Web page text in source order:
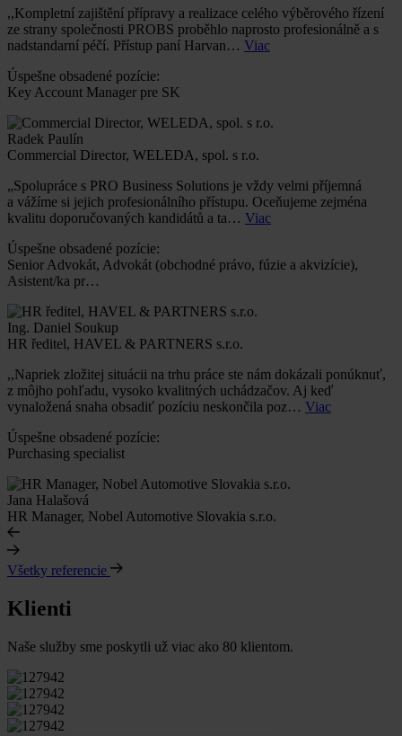
,,Kompletní zajištění přípravy a realizace celého výběrového řízení
ze strany společnosti PROBS proběhlo naprosto profesionálně a s
nadstandarní péčí. Přístup paní Harvan… Viac
Úspešne obsadené pozície:
Key Account Manager pre SK
Radek Paulín
Commercial Director, WELEDA, spol. s r.o.
„Spolupráce s PRO Business Solutions je vždy velmi příjemná
a vážíme si jejich profesionálního přístupu. Oceňujeme zejména
kvalitu doporučovaných kandidátů a ta… Viac
Úspešne obsadené pozície:
Senior Advokát, Advokát (obchodné právo, fúzie a akvizície),
Asistent/ka pr…
Ing. Daniel Soukup
HR ředitel, HAVEL & PARTNERS s.r.o.
,,Napriek zložitej situácii na trhu práce ste nám dokázali ponúknuť,
z môjho pohľadu, vysoko kvalitných uchádzačov. Aj keď
vynaložená snaha obsadiť pozíciu neskončila poz… Viac
Úspešne obsadené pozície:
Purchasing specialist
Jana Halašová
HR Manager, Nobel Automotive Slovakia s.r.o.
Všetky referencie
Klienti
Naše služby sme poskytli už viac ako 80 klientom.